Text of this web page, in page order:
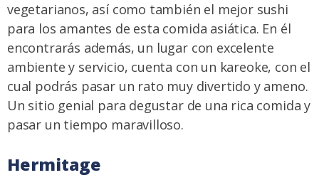
vegetarianos, así como también el mejor sushi
para los amantes de esta comida asiática. En él
encontrarás además, un lugar con excelente
ambiente y servicio, cuenta con un kareoke, con el
cual podrás pasar un rato muy divertido y ameno.
Un sitio genial para degustar de una rica comida y
pasar un tiempo maravilloso.
Hermitage